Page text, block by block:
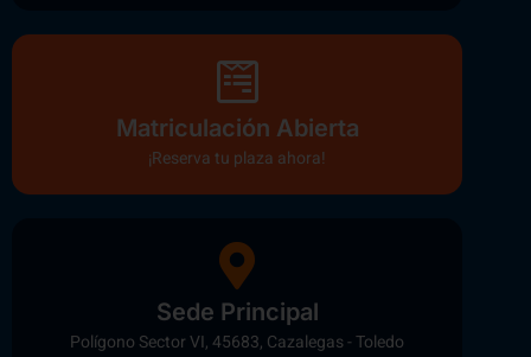
Matriculación Abierta
¡Reserva tu plaza ahora!
Sede Principal
Polígono Sector VI, 45683, Cazalegas - Toledo